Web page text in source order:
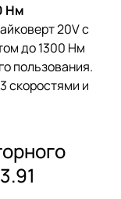
Нм
20V с
до 1300 Нм
пользования.
скоростями и